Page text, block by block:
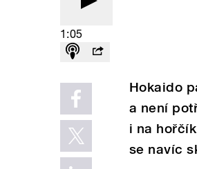
1:05
Hokaido
a není
i na
se navíc